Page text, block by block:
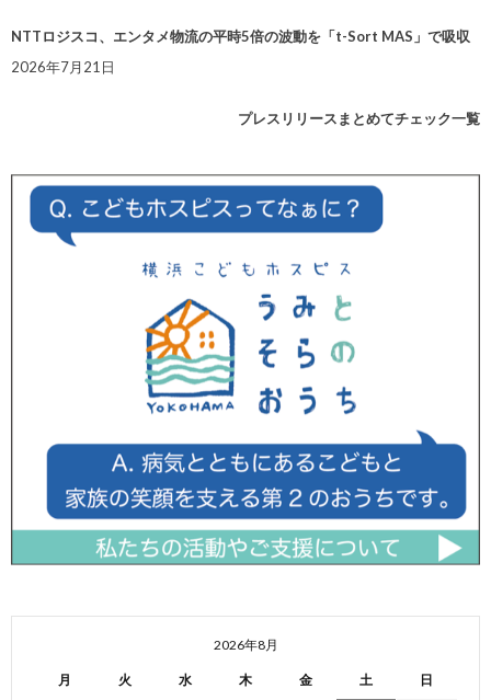
NTTロジスコ、エンタメ物流の平時5倍の波動を「t-Sort MAS」で吸収
2026年7月21日
プレスリリースまとめてチェック一覧
2026年8月
月 火 水 木 金 土 日